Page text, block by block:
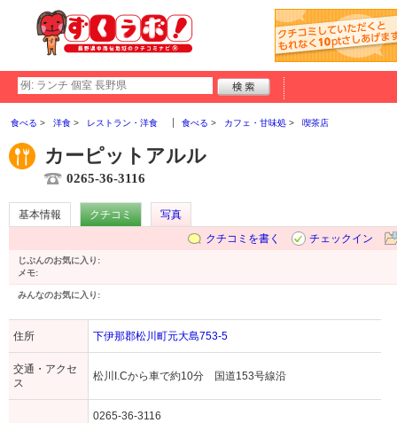
食べる 洋食 レストラン・洋食 食べる カフェ・甘味処 喫茶店
カーピットアルル
0265-36-3116
基本情報 クチコミ
写真
クチコミを書く
チェックイン
じぶんのお気に入り:
メモ:
みんなのお気に入り:
住所 下伊那郡松川町元大島753-5
交通・アクセ
ス
松川I.Cから車で約10分 国道153号線沿
0265-36-3116